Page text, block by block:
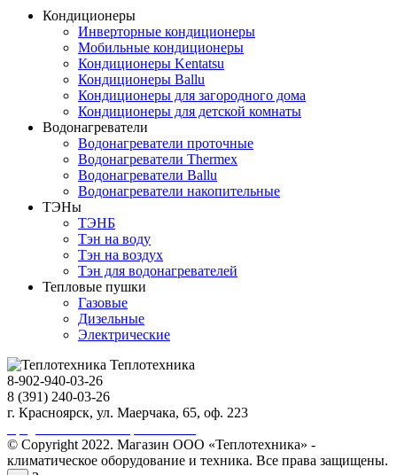
Кондиционеры
Инверторные кондиционеры
Мобильные кондиционеры
Кондиционеры Kentatsu
Кондиционеры Ballu
Кондиционеры для загородного дома
Кондиционеры для детской комнаты
Водонагреватели
Водонагреватели проточные
Водонагреватели Thermex
Водонагреватели Ballu
Водонагреватели накопительные
ТЭНы
ТЭНБ
Тэн на воду
Тэн на воздух
Тэн для водонагревателей
Тепловые пушки
Газовые
Дизельные
Электрические
Теплотехника
8-902-940-03-26
8 (391) 240-03-26
г. Красноярск, ул. Маерчака, 65, оф. 223
© Copyright 2022. Магазин ООО «Теплотехника» -
климатическое оборудование и техника. Все права защищены.